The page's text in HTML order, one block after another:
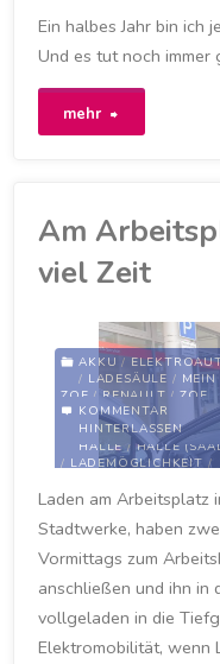
REICHWEITE/
UNTERWEGS/
29. APRIL 2021
Ein halbes Jahr bin ich
Und es tut noch immer
mehr
Elektroauto
Am
viel Zeit
AKKU /
/ LADESÄULE / MEIN
ZOE / RENAULT / ZOE
ARBEITGEBER/
HALLE /HALLE
/ LADEMÖGLICHKEIT /
MYZOE/RENAULT /
STADTWERKE /
ZOE
20. APRIL 2021
KOMMENTAR
HINTERLASSEN
Laden am Arbeitsplatz
Stadtwerke, haben
Vormittags zum
anschließen und ihn in
vollgeladen in die
Elektromobilität, wenn